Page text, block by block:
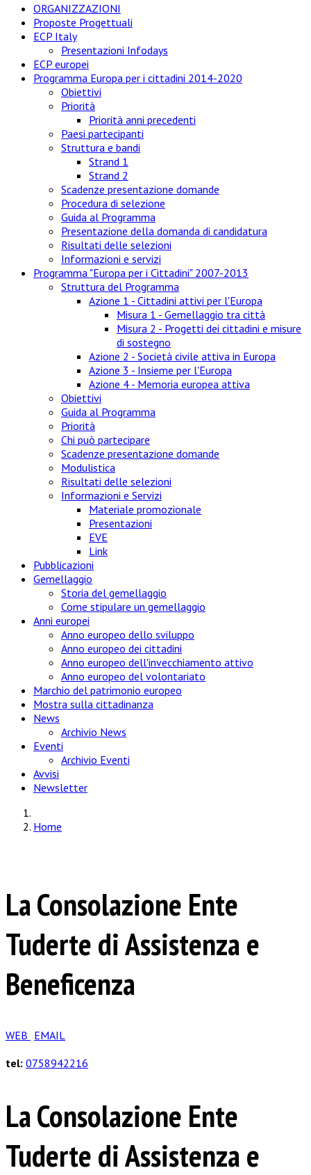
ORGANIZZAZIONI
Proposte Progettuali
ECP Italy
Presentazioni Infodays
ECP europei
Programma Europa per i cittadini 2014-2020
Obiettivi
Priorità
Priorità anni precedenti
Paesi partecipanti
Struttura e bandi
Strand 1
Strand 2
Scadenze presentazione domande
Procedura di selezione
Guida al Programma
Presentazione della domanda di candidatura
Risultati delle selezioni
Informazioni e servizi
Programma "Europa per i Cittadini" 2007-2013
Struttura del Programma
Azione 1 - Cittadini attivi per l'Europa
Misura 1 - Gemellaggio tra città
Misura 2 - Progetti dei cittadini e misure
di sostegno
Azione 2 - Società civile attiva in Europa
Azione 3 - Insieme per l'Europa
Azione 4 - Memoria europea attiva
Obiettivi
Guida al Programma
Priorità
Chi può partecipare
Scadenze presentazione domande
Modulistica
Risultati delle selezioni
Informazioni e Servizi
Materiale promozionale
Presentazioni
EVE
Link
Pubblicazioni
Gemellaggio
Storia del gemellaggio
Come stipulare un gemellaggio
Anni europei
Anno europeo dello sviluppo
Anno europeo dei cittadini
Anno europeo dell'invecchiamento attivo
Anno europeo del volontariato
Marchio del patrimonio europeo
Mostra sulla cittadinanza
News
Archivio News
Eventi
Archivio Eventi
Avvisi
Newsletter
Home
La Consolazione Ente
Tuderte di Assistenza e
Beneficenza
WEB EMAIL
tel: 0758942216
La Consolazione Ente
Tuderte di Assistenza e